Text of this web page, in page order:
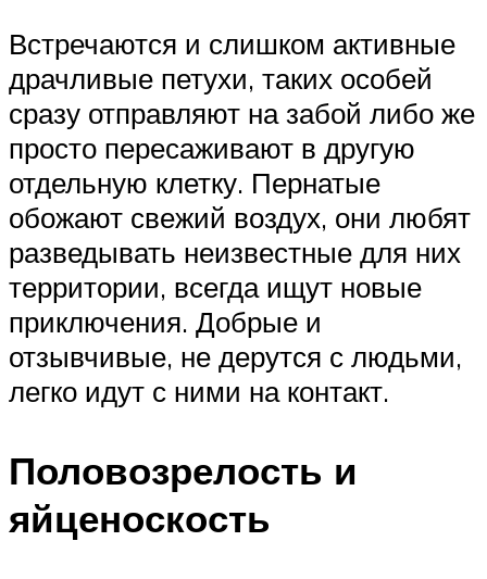
Встречаются и слишком активные
драчливые петухи, таких особей
сразу отправляют на забой либо же
просто пересаживают в другую
отдельную клетку. Пернатые
обожают свежий воздух, они любят
разведывать неизвестные для них
территории, всегда ищут новые
приключения. Добрые и
отзывчивые, не дерутся с людьми,
легко идут с ними на контакт.
Половозрелость и
яйценоскость